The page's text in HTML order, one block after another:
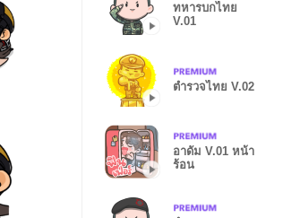
ทหารบกไทย
V.01
ตำรวจไทย V.02
อาดัม V.01 หน้า
ร้อน